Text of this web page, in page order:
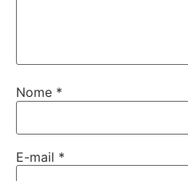
Nome *
E-mail *